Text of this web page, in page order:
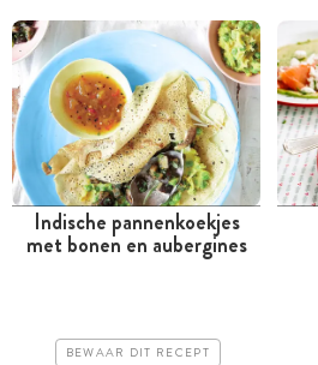
Tussen 30 minuten en 1
Indische pannenkoekjes
met bonen en aubergines
BEWAAR DIT RECEPT